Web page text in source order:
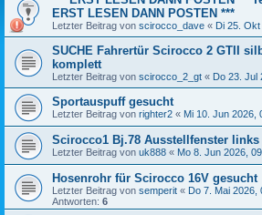
ERST LESEN DANN POSTEN ***
Letzter Beitrag von scirocco_dave « Di 25.
SUCHE Fahrertür Scirocco 2 GTII
komplett
Letzter Beitrag von scirocco_2_gt « Do 23. Jul
Sportauspuff gesucht
Letzter Beitrag von righter2 « Mi 10. Jun 2026,
Scirocco1 Bj.78 Ausstellfenster links
Letzter Beitrag von uk888 « Mo 8. Jun 2026,
Hosenrohr für Scirocco 16V gesucht
Letzter Beitrag von semperit « Do 7. Mai 2026,
Antworten: 6